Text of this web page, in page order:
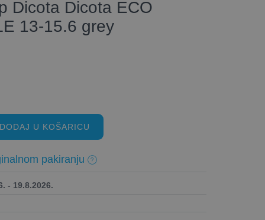
Dicota Dicota ECO
13-15.6 grey
U KOŠARICU
pakiranju
- 19.8.2026.